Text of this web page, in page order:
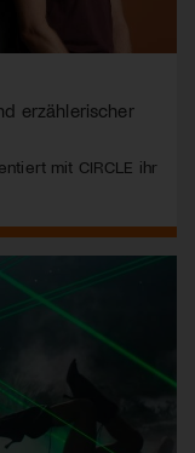
erzählerischer
mit CIRCLE ihr